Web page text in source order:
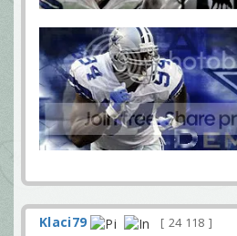
Klaci79 24 118